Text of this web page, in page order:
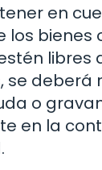
en
los bienes
libres
se deberá
o
en la